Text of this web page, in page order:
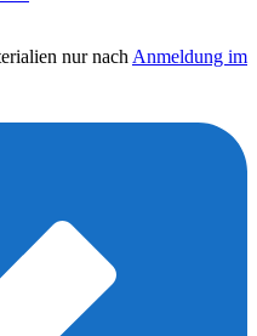
nur nach Anmeldung im